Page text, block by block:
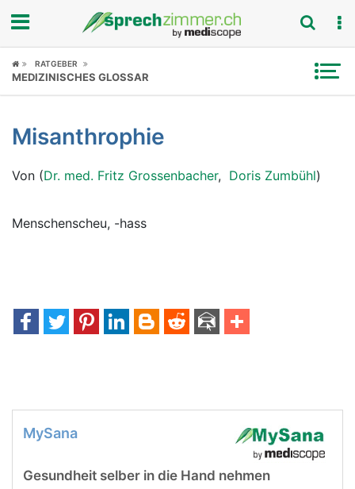
Fokus
Symptome
Untersuchungen
News
RATGEBER
MEDIZINISCHES GLOSSAR
Misanthrophie
Von (Dr. med. Fritz Grossenbacher, Doris Zumbühl)
Menschenscheu, -hass
MySana
Gesundheit selber in die Hand nehmen